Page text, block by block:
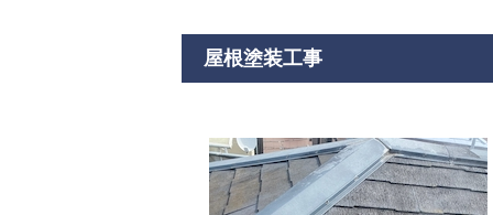
屋根塗装工事